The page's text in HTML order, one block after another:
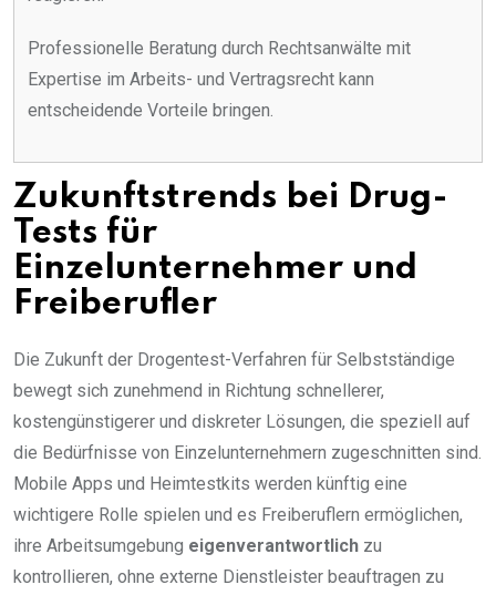
Professionelle Beratung durch Rechtsanwälte mit
Expertise im Arbeits- und Vertragsrecht kann
entscheidende Vorteile bringen.
Zukunftstrends bei Drug-
Tests für
Einzelunternehmer und
Freiberufler
Die Zukunft der Drogentest-Verfahren für Selbstständige
bewegt sich zunehmend in Richtung schnellerer,
kostengünstigerer und diskreter Lösungen, die speziell auf
die Bedürfnisse von Einzelunternehmern zugeschnitten sind.
Mobile Apps und Heimtestkits werden künftig eine
wichtigere Rolle spielen und es Freiberuflern ermöglichen,
ihre Arbeitsumgebung eigenverantwortlich zu
kontrollieren, ohne externe Dienstleister beauftragen zu